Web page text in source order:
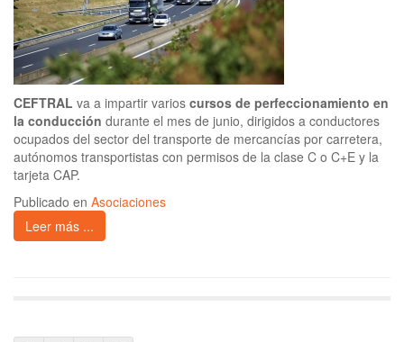
CEFTRAL va a impartir varios cursos de perfeccionamiento en
la conducción durante el mes de junio, dirigidos a conductores
ocupados del sector del transporte de mercancías por carretera,
autónomos transportistas con permisos de la clase C o C+E y la
tarjeta CAP.
Publicado en Asociaciones
Leer más ...